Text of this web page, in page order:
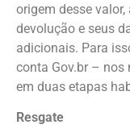
origem desse
devolução e seus
adicionais. Para
conta Gov.br – nos
em duas etapas
Resgate